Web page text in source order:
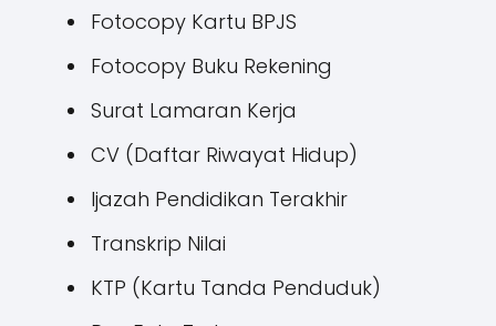
Fotocopy Kartu BPJS
Fotocopy Buku Rekening
Surat Lamaran Kerja
CV (Daftar Riwayat Hidup)
Ijazah Pendidikan Terakhir
Transkrip Nilai
KTP (Kartu Tanda Penduduk)